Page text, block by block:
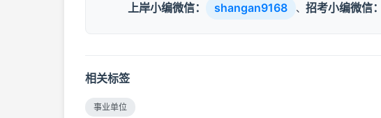
上岸小编微信： shangan9168 、 招考小编微信：
相关标签
事业单位